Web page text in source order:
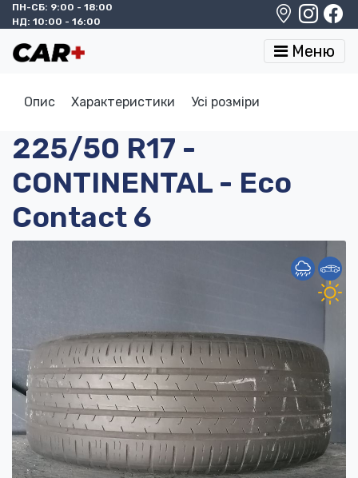
ПН-СБ: 9:00 - 18:00
НД: 10:00 - 16:00
Меню
Опис Характеристики Усі розміри
225/50 R17 -
CONTINENTAL - Eco
Contact 6